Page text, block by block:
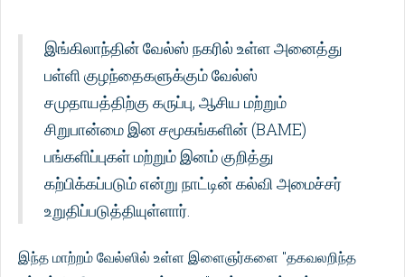
இங்கிலாந்தின் வேல்ஸ் நகரில் உள்ள அனைத்து
பள்ளி குழந்தைகளுக்கும் வேல்ஸ்
சமுதாயத்திற்கு கருப்பு, ஆசிய மற்றும்
சிறுபான்மை இன சமூகங்களின் (BAME)
பங்களிப்புகள் மற்றும் இனம் குறித்து
கற்பிக்கப்படும் என்று நாட்டின் கல்வி அமைச்சர்
உறுதிப்படுத்தியுள்ளார்.
இந்த மாற்றம் வேல்ஸில் உள்ள இளைஞர்களை "தகவலறிந்த